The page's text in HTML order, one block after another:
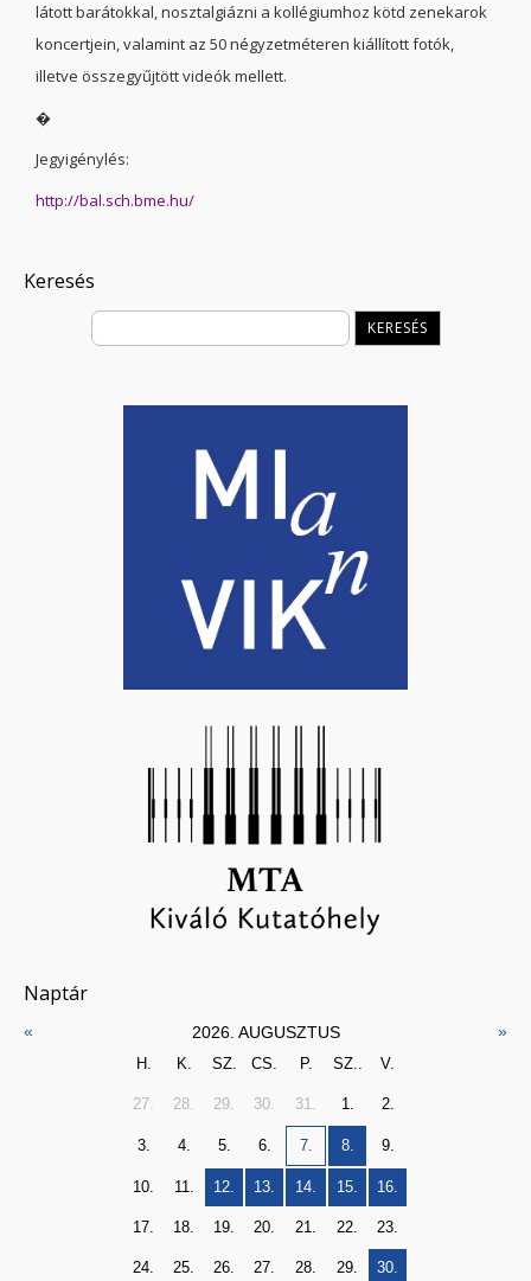
látott barátokkal, nosztalgiázni a kollégiumhoz kötd zenekarok
koncertjein, valamint az 50 négyzetméteren kiállított fotók,
illetve összegyűjtött videók mellett.
�
Jegyigénylés:
http://bal.sch.bme.hu/
Keresés
Naptár
« 2026. AUGUSZTUS »
H. K. SZ. CS. P. SZ.. V.
27. 28. 29. 30. 31. 1. 2.
3. 4. 5. 6. 7. 8. 9.
10. 11. 12. 13. 14. 15. 16.
17. 18. 19. 20. 21. 22. 23.
24. 25. 26. 27. 28. 29. 30.